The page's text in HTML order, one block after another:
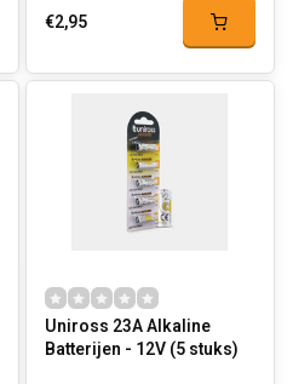
€2,95
Uniross 23A Alkaline
Batterijen - 12V (5 stuks)